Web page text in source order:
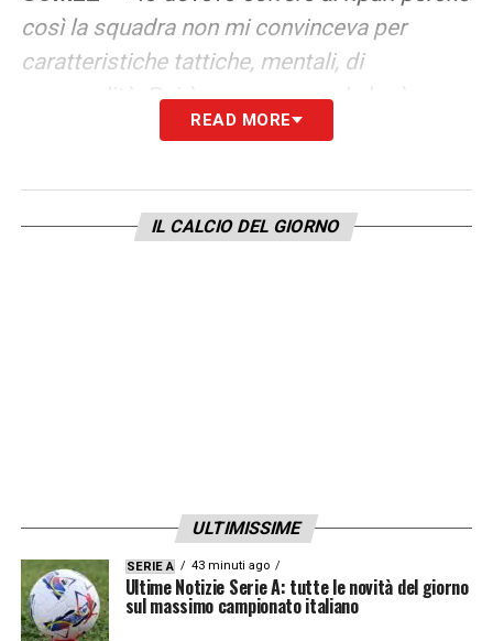
così la squadra non mi convinceva per
caratteristiche tattiche, mentali, di
personalità. Poi è successo quel che è
LA PLAYLIST DELLE NOSTRE TOP NEWS
READ MORE
IL CALCIO DEL GIORNO
ULTIMISSIME
SERIE A 43 minuti ago
Ultime Notizie Serie A: tutte le novità del giorno
sul massimo campionato italiano